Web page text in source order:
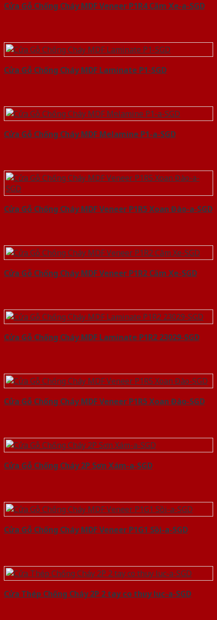
Cửa Gỗ Chống Cháy MDF Veneer P1R4 Căm Xe-a-SGD
Cửa Gỗ Chống Cháy MDF Laminate P1-SGD
Cửa Gỗ Chống Cháy MDF Melamine P1-a-SGD
Cửa Gỗ Chống Cháy MDF Veneer P1R5 Xoan Đào-a-SGD
Cửa Gỗ Chống Cháy MDF Veneer P1R2 Căm Xe-SGD
Cửa Gỗ Chống Cháy MDF Laminate P1R2 23029-SGD
Cửa Gỗ Chống Cháy MDF Veneer P1R5 Xoan Đào-SGD
Cửa Gỗ Chống Cháy 2P Sơn Xám-a-SGD
Cửa Gỗ Chống Cháy MDF Veneer P1G1 Sồi-a-SGD
Cửa Thép Chống Cháy 2P 2 tay co thuy luc-a-SGD